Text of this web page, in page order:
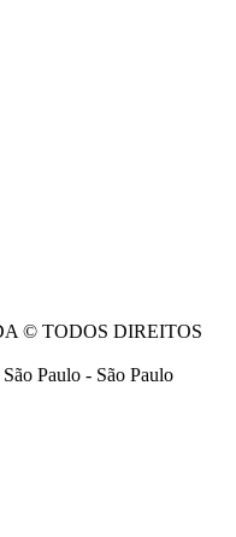
© TODOS DIREITOS
Paulo - São Paulo